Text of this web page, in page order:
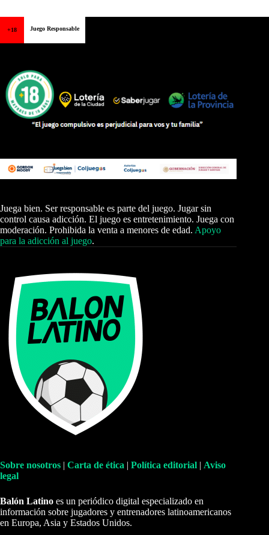
+18 Juego Responsable
Juega bien. Ser responsable es parte del juego. Jugar sin
control causa adicción. El juego es entretenimiento. Juega con
moderación. Prohibida la venta a menores de edad. Apoyo
para la adicción al juego.
Sobre nosotros | Carta de ética | Política editorial | Aviso
legal
Balón Latino es un periódico digital especializado en
información sobre jugadores y entrenadores latinoamericanos
en Europa, Asia y Estados Unidos.